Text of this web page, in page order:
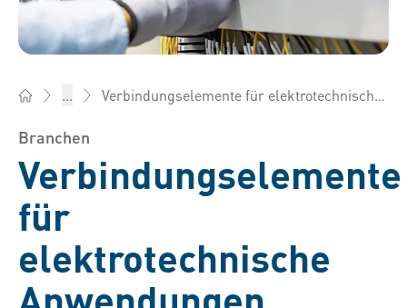
... Verbindungselemente für elektrotechnische Anwendungen
Branchen
Verbindungselemente
für
elektrotechnische